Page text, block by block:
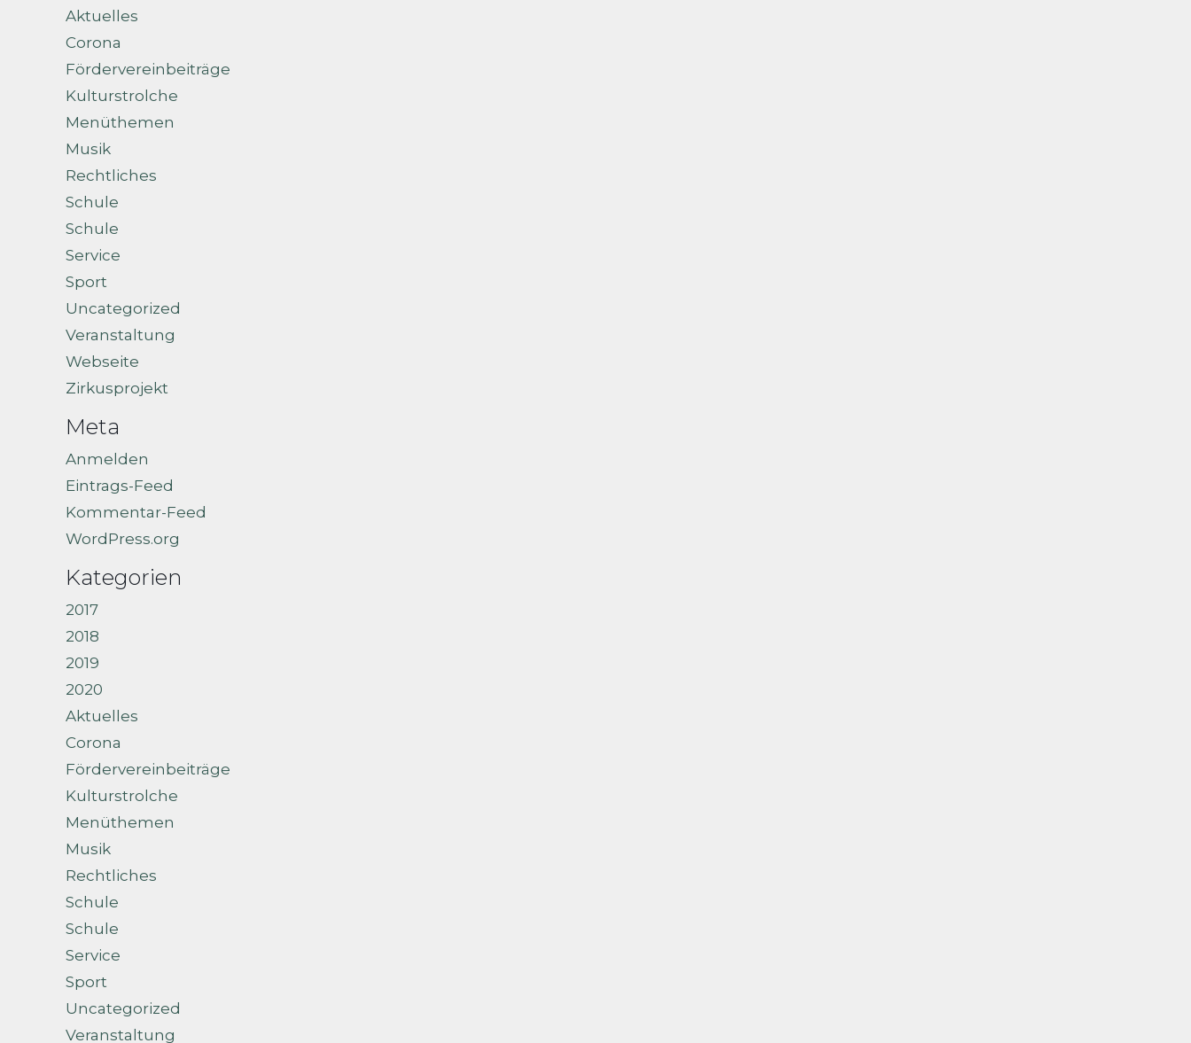
Aktuelles
Corona
Fördervereinbeiträge
Kulturstrolche
Menüthemen
Musik
Rechtliches
Schule
Schule
Service
Sport
Uncategorized
Veranstaltung
Webseite
Zirkusprojekt
Meta
Anmelden
Eintrags-Feed
Kommentar-Feed
WordPress.org
Kategorien
2017
2018
2019
2020
Aktuelles
Corona
Fördervereinbeiträge
Kulturstrolche
Menüthemen
Musik
Rechtliches
Schule
Schule
Service
Sport
Uncategorized
Veranstaltung